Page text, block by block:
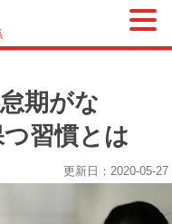
期がな
習慣とは
更新日：2020-05-27